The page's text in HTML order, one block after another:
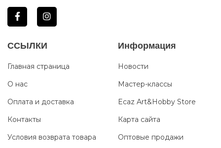
ССЫЛКИ
Главная страница
О нас
Оплата и доставка
Контакты
Условия возврата товара
Информация
Новости
Мастер-классы
Ecaz Art&Hobby Store
Карта сайта
Оптовые продажи